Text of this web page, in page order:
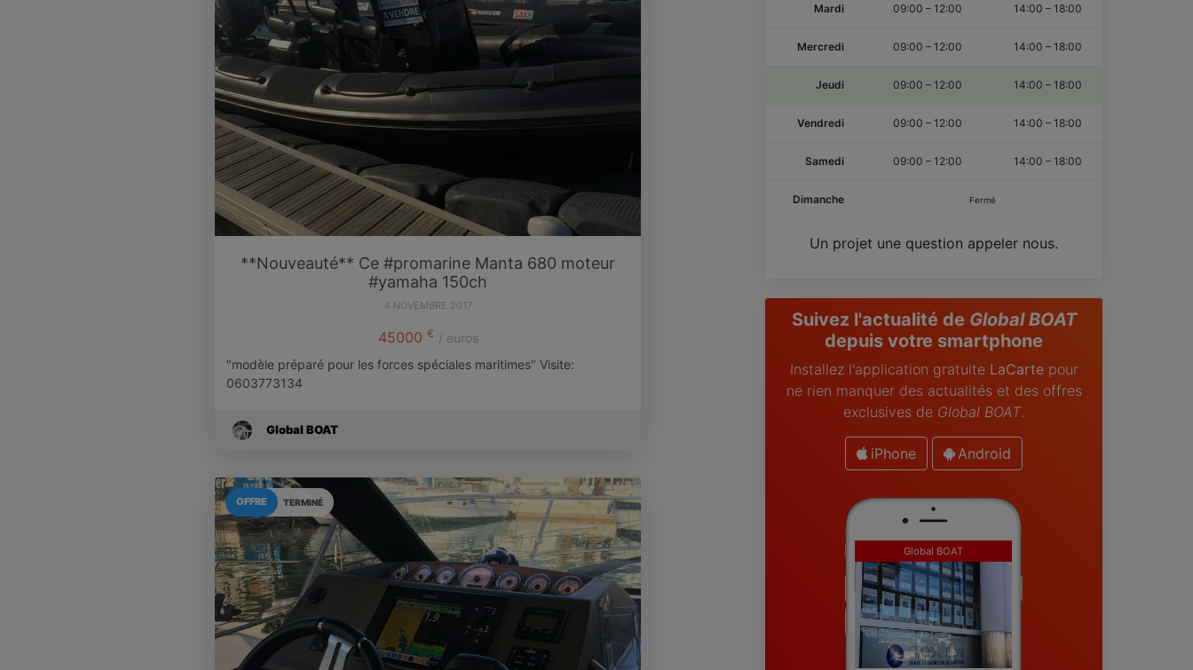
**Nouveauté** Ce #promarine Manta 680 moteur
#yamaha 150ch
4 NOVEMBRE 2017
45000 € / euros
"modèle préparé pour les forces spéciales maritimes" Visite:
0603773134
Global BOAT
TERMINÉ
OFFRE
Mardi 09:00 – 12:00 14:00 – 18:00
Mercredi 09:00 – 12:00 14:00 – 18:00
Jeudi 09:00 – 12:00 14:00 – 18:00
Vendredi 09:00 – 12:00 14:00 – 18:00
Samedi 09:00 – 12:00 14:00 – 18:00
Dimanche Fermé
Un projet une question appeler nous.
Suivez l'actualité de Global BOAT
depuis votre smartphone
Installez l'application gratuite LaCartepour
ne rien manquer des actualités et des offres
exclusives de Global BOAT.
iPhone Android
Global BOAT